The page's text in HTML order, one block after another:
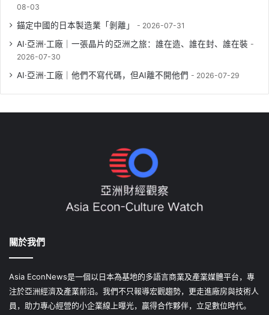
08-03
錨定中國的日本製造業「剝離」 2026-07-31
AI·亞洲·工廠｜一張晶片的亞洲之旅：誰在造、誰在封、誰在裝
2026-07-30
AI·亞洲·工廠｜他們不寫代碼，但AI離不開他們 2026-07-29
關於我們
Asia EconNews是一個以日本為基地的多語言商業及產業媒體平台，專
注於亞洲經濟及產業前沿。我們不只報導宏觀趨勢，更走進廠房與技術人
員，助力專心經營的小企業線上曝光，贏得合作夥伴，立足數位時代。